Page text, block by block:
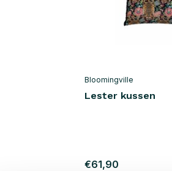
Bloomingville
Lester kussen
€61,90